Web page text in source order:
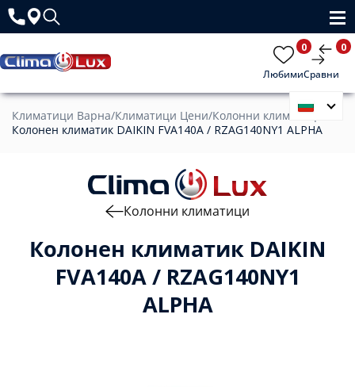
Любими
0
Сравни
0
Климатици Варна/Климатици Цени/Колонни климатици
Колонен климатик DAIKIN FVA140A / RZAG140NY1 ALPHA
Колонен климатик DAIKIN
FVA140A / RZAG140NY1
ALPHA
Колонни климатици